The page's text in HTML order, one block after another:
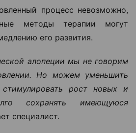
процесс невозможно,
методы терапии могут
его развития.
алопеции мы не говорим
Но можем уменьшить
рост новых и
сохранять имеющуюся
специалист.